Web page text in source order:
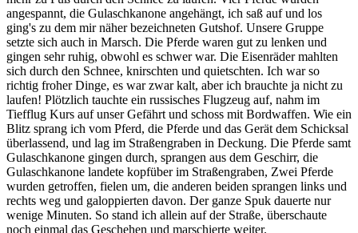
angespannt, die Gulaschkanone angehängt, ich saß auf und los
ging's zu dem mir näher bezeichneten Gutshof. Unsere Gruppe
setzte sich auch in Marsch. Die Pferde waren gut zu lenken und
gingen sehr ruhig, obwohl es schwer war. Die Eisenräder mahlten
sich durch den Schnee, knirschten und quietschten. Ich war so
richtig froher Dinge, es war zwar kalt, aber ich brauchte ja nicht zu
laufen! Plötzlich tauchte ein russisches Flugzeug auf, nahm im
Tiefflug Kurs auf unser Gefährt und schoss mit Bordwaffen. Wie ein
Blitz sprang ich vom Pferd, die Pferde und das Gerät dem Schicksal
überlassend, und lag im Straßengraben in Deckung. Die Pferde samt
Gulaschkanone gingen durch, sprangen aus dem Geschirr, die
Gulaschkanone landete kopfüber im Straßengraben, Zwei Pferde
wurden getroffen, fielen um, die anderen beiden sprangen links und
rechts weg und galoppierten davon. Der ganze Spuk dauerte nur
wenige Minuten. So stand ich allein auf der Straße, überschaute
noch einmal das Geschehen und marschierte weiter.